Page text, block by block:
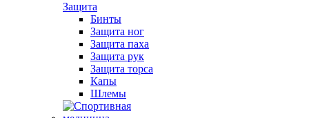
Защита
Бинты
Защита ног
Защита паха
Защита рук
Защита торса
Капы
Шлемы